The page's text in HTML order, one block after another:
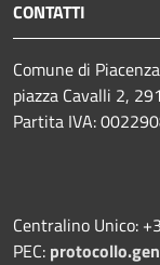
CONTATTI
Comune di Piacenza
piazza Cavalli 2,
Partita IVA:
Centralino Unico:
PEC: